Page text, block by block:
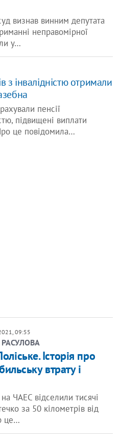
визнав винним депутата
неправомірної
у…
з інвалідністю отримали
пенсії
підвищені виплати
це повідомила…
09:55
Історія про
втрату і
ЧАЕС відселили тисячі
за 50 кілометрів від
це…